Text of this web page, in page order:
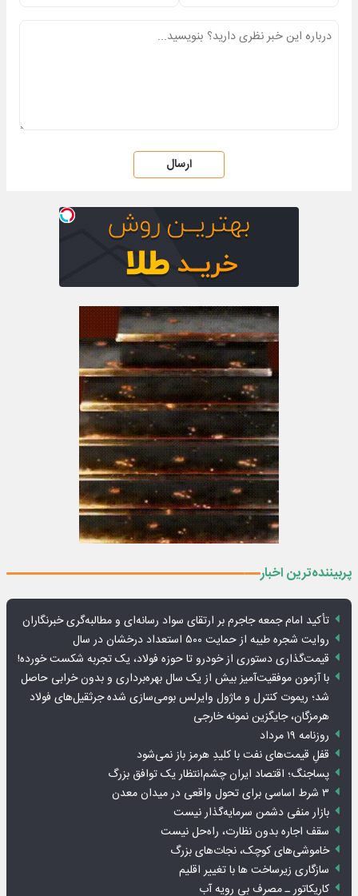
ارسال
پربیننده‌ترین اخبار
تأکید امام جمعه جاجرم بر ارتقای سواد رسانه‌ای و مطالبه‌گری خبرنگاران
روایت شجره طیبه از حمایت ۵۰۰ استعداد درخشان در سال
قیمت‌گذاری دستوری از خودرو تا حوزه فولاد، یک تجربه شکست خورده!
با آزمون موفقیت‌آمیز بیش از یک سال بهره‌برداری و بدون خرابی حاصل
شد؛ ریموت کنترل و ماژول وایرلس بومی‌سازی شده جرثقیل‌های فولاد
هرمزگان، جایگزین نمونه خارجی
روزنامه ۱۹ مرداد
قفلِ قیمت‌های نفت با کلیدِ هرمز باز نمی‌شود
پساجنگ؛ اقتصاد ایران چشم‌انتظار یک توافق بزرگ
۳ شرط اساسی برای تحول واقعی در میدان معدن
بازار منفی دشمن سرمایه‌گذار نیست
سقف اجاره بدون نظارت، راه‌حل نیست
خاموشی‌های کوچک، نجات‌های بزرگ
سازگاری زیرساخت ها با تغییر اقلیم
کاریکاتور ـ مصرف بی رویه آب